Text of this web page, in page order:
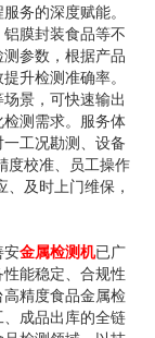
务的深度赋能。
膜封装食品等不
参数，根据产品
升检测准确率。
景，可快速输出
测需求。服务体
工况勘测、设备
度校准、员工操作
及时上门维保，
安金属检测机已广
能稳定、合规性
高精度食品金属检
成品出库的全链